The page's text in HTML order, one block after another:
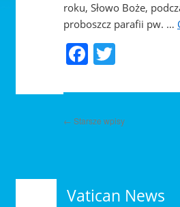
roku, Słowo Boże,
proboszcz parafii pw. …
Facebook
← Starsze wpisy
Vatican News